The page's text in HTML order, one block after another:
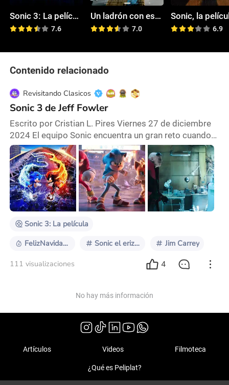
Sonic 3: La película
7.6
Un ladrón con estilo
7.0
Sonic, la
6.9
Contenido relacionado
Revisitando Clasicos
Sonic 3 de Jeff Fowler
Escrito por Cristian L. Pires Viernes 27 de diciembre
2024 El equipo Sonic encuentra un gran reto cuando
de una instalación secreta en Tokio aparece el
proyecto Shadow, un erizo que busca respuestas y
por sobre todo venganza, con el destino de la tierra en
peligro, Sonic hace una alianza peligrosa con su
némesis, el doctor Ivo Robotnik. Dirigida una vez más
por Jeff Fowler, Sonic 3 se estrenó el 2
Sonic 3: La película
FelizNavidad2024 Sonic el erizo azul de SEGA Jim Carrey
111 visualizaciones 4
No hay más información
Artículos Videos Filmoteca
¿Qué es Peliplat?